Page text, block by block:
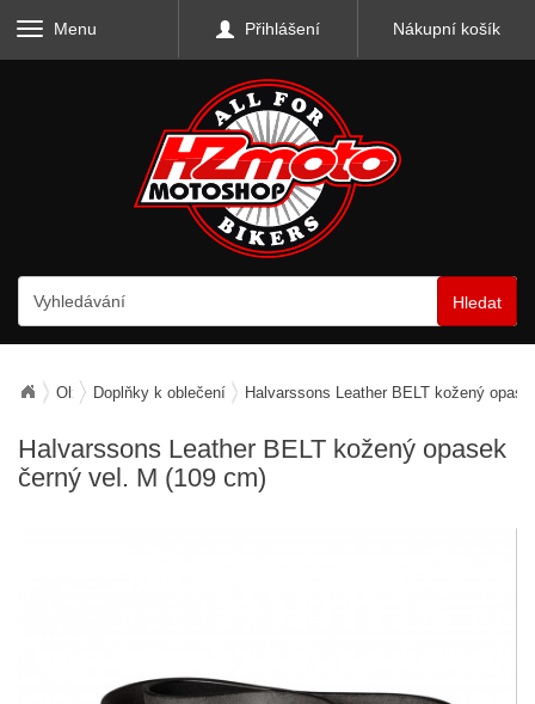
Menu Přihlášení Nákupní košík
Hledat
OblečeníDoplňky k oblečení Halvarssons Leather BELT kožený
Halvarssons Leather BELT kožený opasek
černý vel. M (109 cm)